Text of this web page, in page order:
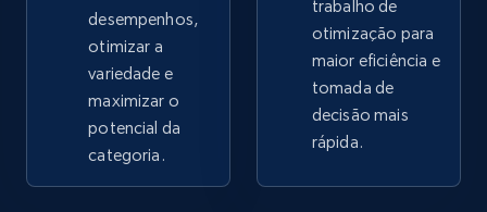
Amazon products global dataset
Title, Seller name, Brand, Description, Initial
price, Currency, Availability, Reviews count, and
more.
2.1K+ Comece agora
desempenhos,
otimizar a
variedade e
maximizar o
potencial da
categoria.
trabalho de
otimização para
maior eficiência e
tomada de
decisão mais
rápida.